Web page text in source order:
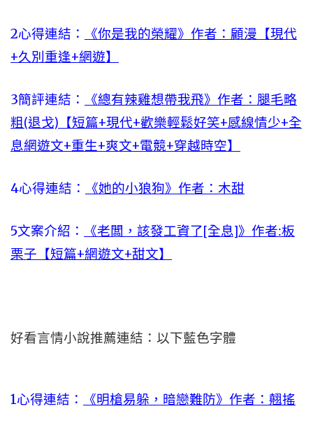
2心得連結：
《你是我的榮耀》作者：顧漫【現代
+久別重逢+網遊】
3簡評連結：
《總有辣雞想帶我飛》作者：腿毛略
粗(退戈)【短篇+現代+歡樂輕鬆好笑+感線情少+全
息網遊文+重生+爽文+電競+穿越時空】
4心得連結： 《她的小狼狗》作者：木甜
5文案介紹：
《老闆，該發工資了[全息]》作者:板
栗子【短篇+網遊文+甜文】
好看言情小說推薦連結：以下藍色字體
1心得連結： 《明槍易躲，暗戀難防》作者：翹搖